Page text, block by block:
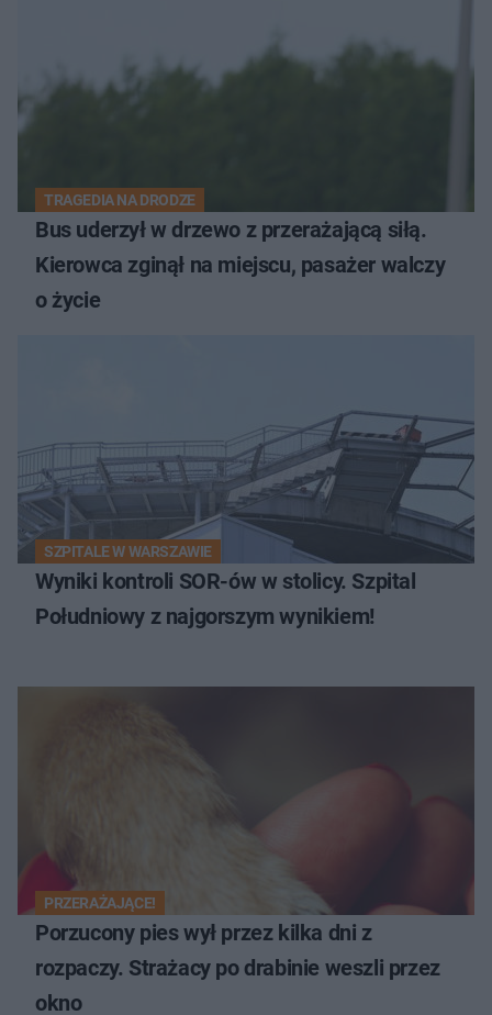
TRAGEDIA NA DRODZE
Bus uderzył w drzewo z przerażającą siłą.
Kierowca zginął na miejscu, pasażer walczy
o życie
SZPITALE W WARSZAWIE
Wyniki kontroli SOR-ów w stolicy. Szpital
Południowy z najgorszym wynikiem!
PRZERAŻAJĄCE!
Porzucony pies wył przez kilka dni z
rozpaczy. Strażacy po drabinie weszli przez
okno